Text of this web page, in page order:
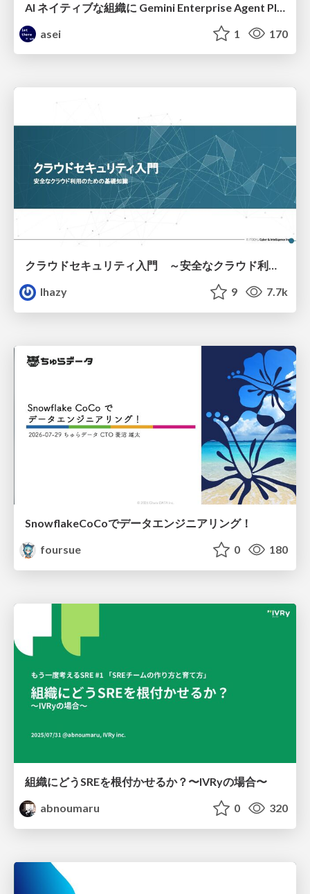
asei
1 170
クラウドセキュリティ入門 ～安全なクラウド利用のための基礎知識～
lhazy
9 7.7k
SnowflakeCoCoでデータエンジニアリング！
foursue
0 180
組織にどうSREを根付かせるか？〜IVRyの場合〜
abnoumaru
0 320